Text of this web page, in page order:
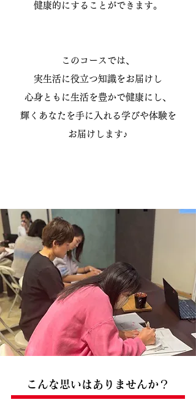
健康的にすることができます。
このコースでは、
実生活に役立つ知識をお届けし
心身ともに生活を豊かで健康にし、
輝くあなたを手に入れる学びや体験を
お届けします♪
こんな思いはありませんか？